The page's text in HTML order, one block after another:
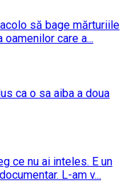
să bage mărturiile
care a...
ca o sa aiba a doua
ce nu ai inteles. E un
L-am v...